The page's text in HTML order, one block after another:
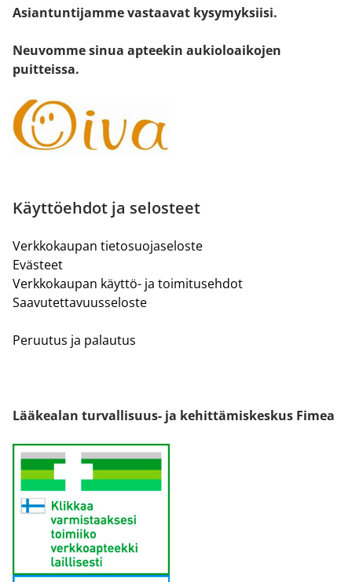
Asiantuntijamme vastaavat kysymyksiisi.
Neuvomme sinua apteekin aukioloaikojen
puitteissa.
Käyttöehdot ja selosteet
Verkkokaupan tietosuojaseloste
Evästeet
Verkkokaupan käyttö- ja toimitusehdot
Saavutettavuusseloste
Peruutus ja palautus
Lääkealan turvallisuus- ja kehittämiskeskus Fimea